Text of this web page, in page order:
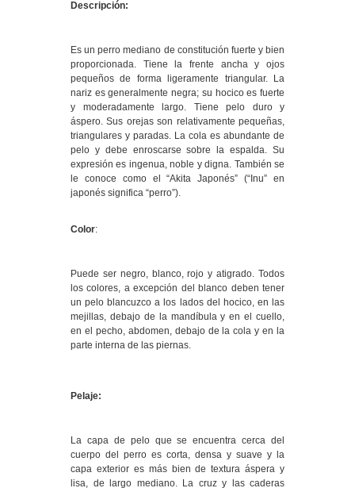
Descripción:
Es un perro mediano de constitución fuerte y bien
proporcionada. Tiene la frente ancha y ojos
pequeños de forma ligeramente triangular. La
nariz es generalmente negra; su hocico es fuerte
y moderadamente largo. Tiene pelo duro y
áspero. Sus orejas son relativamente pequeñas,
triangulares y paradas. La cola es abundante de
pelo y debe enroscarse sobre la espalda. Su
expresión es ingenua, noble y digna. También se
le conoce como el “Akita Japonés” (“Inu” en
japonés significa “perro”).
Color:
Puede ser negro, blanco, rojo y atigrado. Todos
los colores, a excepción del blanco deben tener
un pelo blancuzco a los lados del hocico, en las
mejillas, debajo de la mandíbula y en el cuello,
en el pecho, abdomen, debajo de la cola y en la
parte interna de las piernas.
Pelaje:
La capa de pelo que se encuentra cerca del
cuerpo del perro es corta, densa y suave y la
capa exterior es más bien de textura áspera y
lisa, de largo mediano. La cruz y las caderas